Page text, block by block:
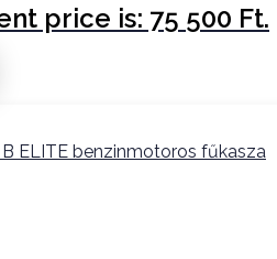
price is: 75 500 Ft.